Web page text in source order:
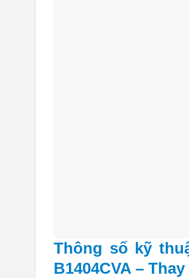
Thông số kỹ
B1404CVA –